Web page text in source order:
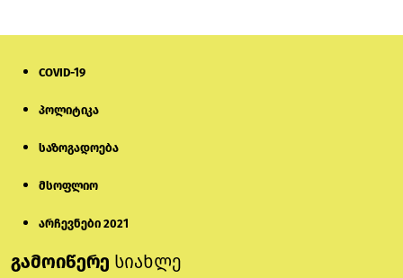
COVID-19
პოლიტიკა
საზოგადოება
მსოფლიო
არჩევნები 2021
გამოიწერე სიახლე